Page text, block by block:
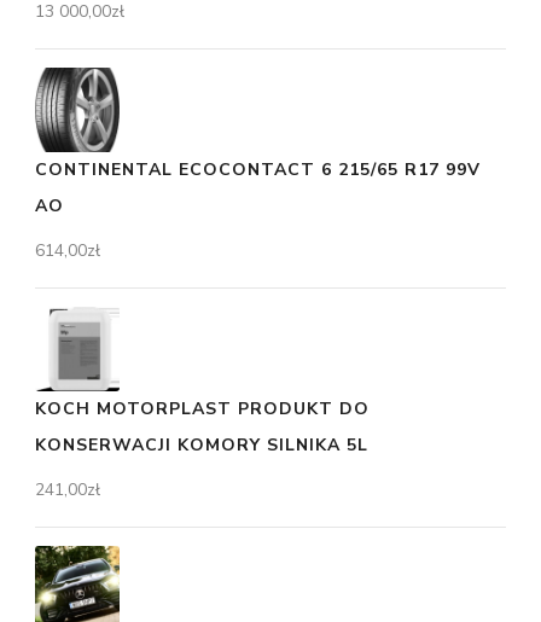
13 000,00zł
CONTINENTAL ECOCONTACT 6 215/65 R17 99V
AO
614,00zł
KOCH MOTORPLAST PRODUKT DO
KONSERWACJI KOMORY SILNIKA 5L
241,00zł